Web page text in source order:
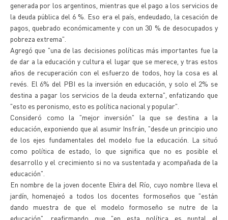
generada por los argentinos, mientras que el pago a los servicios de
la deuda pública del 6 %. Eso era el país, endeudado, la cesación de
pagos, quebrado económicamente y con un 30 % de desocupados y
pobreza extrema".
Agregó que "una de las decisiones políticas más importantes fue la
de dar a la educación y cultura el lugar que se merece, y tras estos
años de recuperación con el esfuerzo de todos, hoy la cosa es al
revés. El 6% del PBI es la inversión en educación, y solo el 2% se
destina a pagar los servicios de la deuda externa", enfatizando que
"esto es peronismo, esto es política nacional y popular".
Consideró como la "mejor inversión" la que se destina a la
educación, exponiendo que al asumir Insfrán, "desde un principio uno
de los ejes fundamentales del modelo fue la educación. La situó
como política de estado, lo que significa que no es posible el
desarrollo y el crecimiento si no va sustentada y acompañada de la
educación".
En nombre de la joven docente Elvira del Río, cuyo nombre lleva el
jardín, homenajeó a todos los docentes formoseños que "están
dando muestra de que el modelo formoseño se nutre de la
educación", reafirmando que "en esta política es puntal el